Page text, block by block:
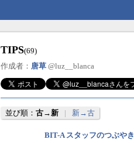
TIPS(69)
作成者： 唐草 @luz__blanca
並び順： 古→新 | 新→古
BIT-A スタッフのつぶやき